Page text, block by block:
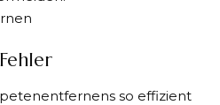
so effizient